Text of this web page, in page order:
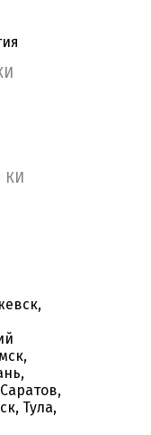
КИ
Тула,